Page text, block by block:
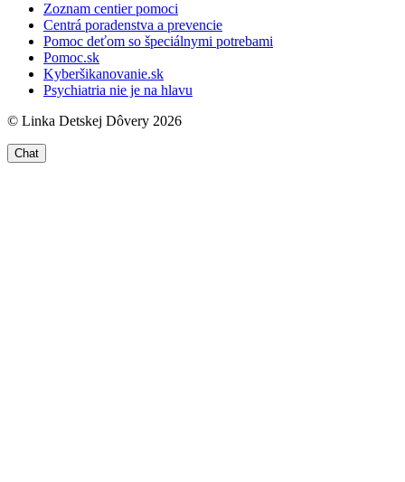
Zoznam centier pomoci
Centrá poradenstva a prevencie
Pomoc deťom so špeciálnymi potrebami
Pomoc.sk
Kyberšikanovanie.sk
Psychiatria nie je na hlavu
© Linka Detskej Dôvery 2026